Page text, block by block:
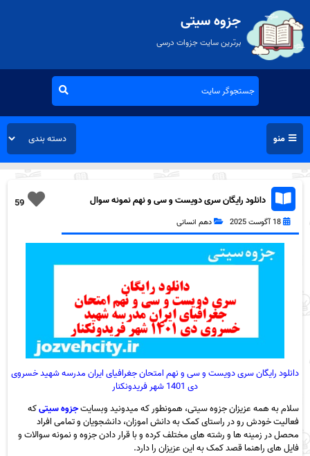
جزوه سیتی
برترین سایت جزوات درسی
منو
59
دانلود رایگان سری دویست و سی و نهم نمونه سوال
جفرافیا دهم انسانی به همراه pdf 18 آگوست 2025 دهم انسانی
دانلود رایگان سری دویست و سی و نهم امتحان جغرافیای ایران مدرسه شهید خسروی
دی 1401 شهر فریدونکنار
سلام به همه عزیزان جزوه سیتی، همونطور که میدونید وبسایتجزوه سیتیکه
فعالیت خودش رو در راستای کمک به دانش اموزان، دانشجویان و تمامی افراد
محصل در زمینه ها و رشته های مختلف کرده و با قرار دادن جزوه و نمونه سوالات و
فایل های راهنما قصد کمک به این عزیزان را دارد.